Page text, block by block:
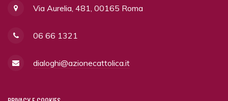
Via Aurelia, 481, 00165 Roma
06 66 1321
dialoghi@azionecattolica.it